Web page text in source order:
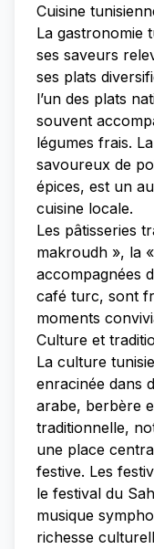
Cuisine
La gastronomie
ses saveurs
ses plats
l’un des plats
souvent
légumes frais.
savoureux de
épices, est un
cuisine locale.
Les pâtisseries
makroudh », la
accompagnées
café turc, sont
moments
Culture et
La culture
enracinée dans
arabe, berbère
traditionnelle,
une place
festive. Les
le festival du
musique
richesse